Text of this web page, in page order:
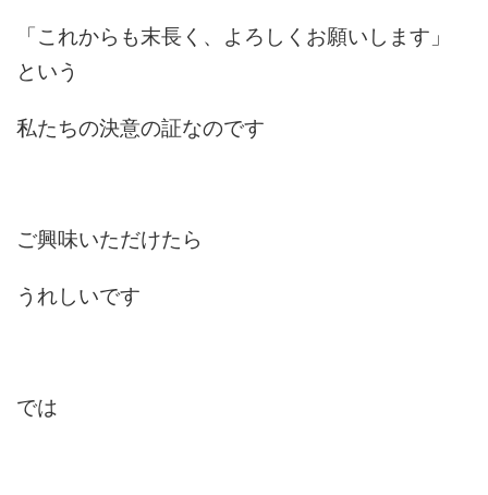
「これからも末長く、よろしくお願いします」
という
私たちの決意の証なのです
ご興味いただけたら
うれしいです
では